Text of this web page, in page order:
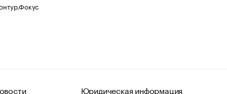
Юридическая информация